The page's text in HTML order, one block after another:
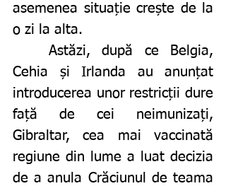
asemenea situație crește de la
o zi la alta.
Cehia și Irlanda au anunțat
introducerea unor restricții dure
față de cei neimunizați,
Gibraltar, cea mai vaccinată
regiune din lume a luat decizia
de a anula Crăciunul de teama